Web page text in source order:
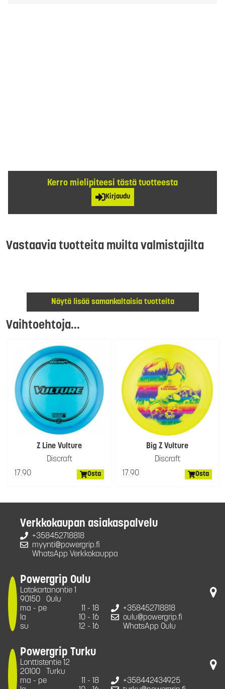
Kerro mielipiteesi tästä tuotteesta
Kirjaudu
Vastaavia tuotteita muilta valmistajilta
Näytä lisää samankaltaisia tuotteita
Vaihtoehtoja...
Z Line Vulture
Discraft
17.90
Osta
Big Z Vulture
Discraft
17.90
Osta
Verkkokaupan asiakaspalvelu
+358452718818
myynti@powergrip.fi
WhatsApp Verkkokauppa
Powergrip Oulu
Latokartanontie 1
90150
Oulu
ma - pe
11 - 18
la
10 - 16
su
12 - 16
+358452718818
oulu@powergrip.fi
WhatsApp Oulu
Powergrip Turku
Lonttistentie 12
20100
Turku
ma - pe
11 - 18
+358442434925